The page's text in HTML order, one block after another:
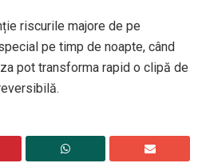
riscurile majore de pe
pe timp de noapte, când
pot transforma rapid o clipă de